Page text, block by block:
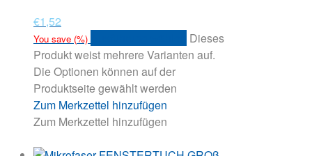
€1,52
You save (%)
Dieses
Produkt weist mehrere Varianten auf.
Die Optionen können auf der
Produktseite gewählt werden
Zum Merkzettel hinzufügen
Zum Merkzettel hinzufügen